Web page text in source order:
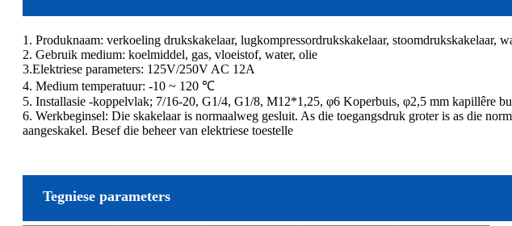
1. Produknaam: verkoeling drukskakelaar, lugkompressordrukskakelaar, stoomdrukskakelaar,
2. Gebruik medium: koelmiddel, gas, vloeistof, water, olie
3.Elektriese parameters: 125V/250V AC 12A
4. Medium temperatuur: -10 ~ 120 ℃
5. Installasie -koppelvlak; 7/16-20, G1/4, G1/8, M12*1,25, φ6 Koperbuis, φ2,5 mm kapillêre
6. Werkbeginsel: Die skakelaar is normaalweg gesluit. As die toegangsdruk groter is as die
aangeskakel. Besef die beheer van elektriese toestelle
Tegniese parameters